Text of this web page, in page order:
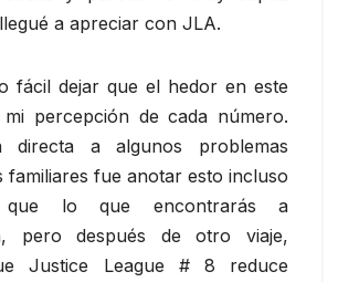
a apreciar con JLA.
fácil dejar que el hedor en este
percepción de cada número.
directa a algunos problemas
familiares fue anotar esto incluso
lo que encontrarás a
pero después de otro viaje,
Justice League # 8 reduce